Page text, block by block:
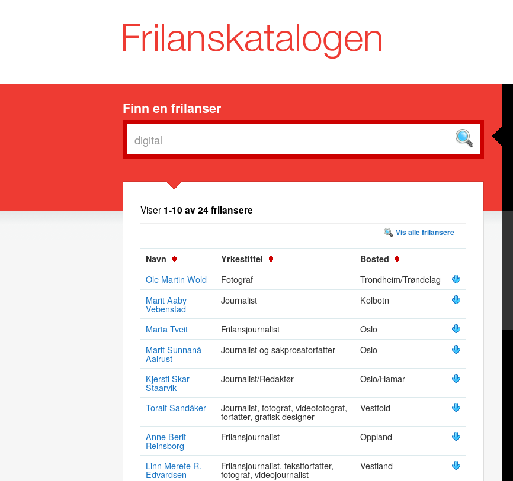
Finn en frilanser
Viser 1-10 av 24 frilansere
Vis alle frilansere
Navn Yrkestittel Bosted
Ole Martin Wold Fotograf
Trondheim/Trøndelag
Marit Aaby
Vebenstad
Journalist Kolbotn
Marta Tveit Frilansjournalist
Oslo
Marit Sunnanå
Aalrust
Journalist og sakprosaforfatter Oslo
Kjersti Skar
Staarvik
Journalist/Redaktør Oslo/Hamar
Toralf Sandåker Journalist, fotograf, videofotograf,
forfatter, grafisk designer
Vestfold
Anne Berit
Reinsborg
Frilansjournalist Oppland
Linn Merete R.
Edvardsen
Frilansjournalist, tekstforfatter,
fotograf, videojournalist
Vestland